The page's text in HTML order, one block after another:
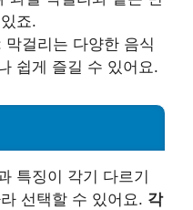
죠.
막걸리는 다양한 음식
쉽게 즐길 수 있어요.
특징이 각기 다르기
선택할 수 있어요. 각